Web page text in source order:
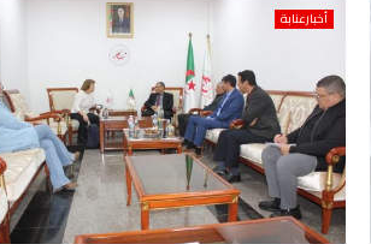
أخبارعنابة